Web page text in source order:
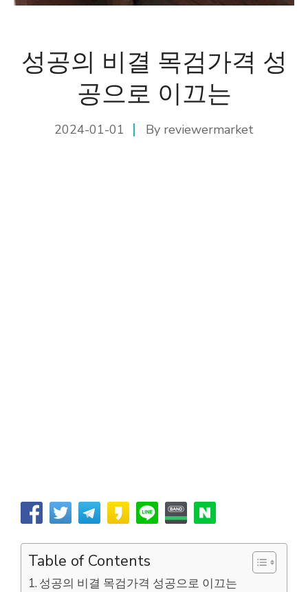
성공의 비결 목검가격 성
공으로 이끄는
2024-01-01 By reviewermarket
Table of Contents
성공의 비결 목검가격 성공으로 이끄는